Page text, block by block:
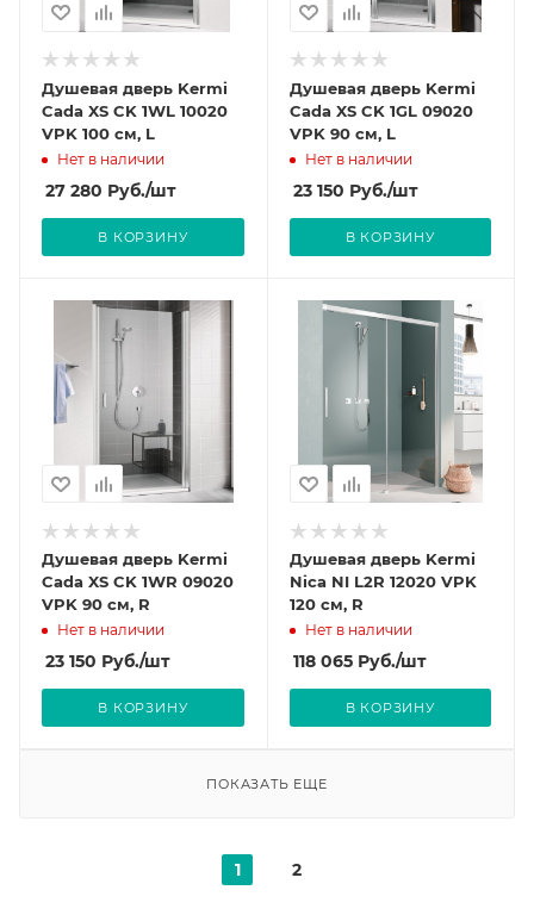
Душевая дверь Kermi
Cada XS CK 1WL 10020
VPK 100 см, L
Нет в наличии
27 280 Руб./шт
В КОРЗИНУ
Душевая дверь Kermi
Cada XS CK 1GL 09020
VPK 90 см, L
Нет в наличии
23 150 Руб./шт
В КОРЗИНУ
Душевая дверь Kermi
Cada XS CK 1WR 09020
VPK 90 см, R
Нет в наличии
23 150 Руб./шт
В КОРЗИНУ
Душевая дверь Kermi
Nica NI L2R 12020 VPK
120 см, R
Нет в наличии
118 065Руб./шт
В КОРЗИНУ
ПОКАЗАТЬ ЕЩЕ
1 2